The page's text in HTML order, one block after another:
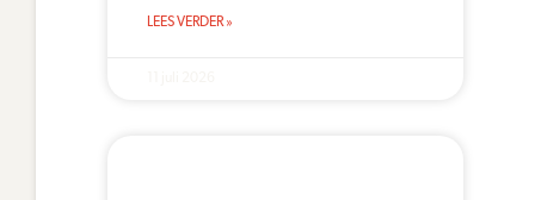
LEES VERDER »